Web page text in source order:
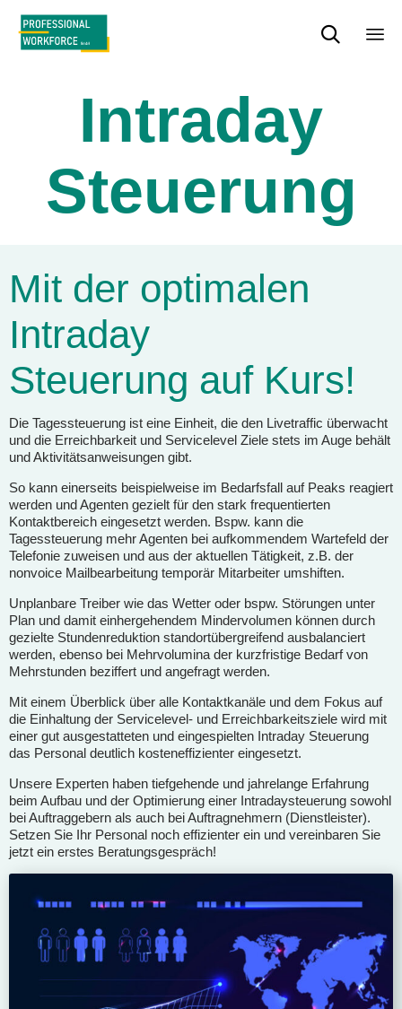

Intraday
Steuerung
Mit der optimalen
Intraday
Steuerung auf Kurs!
Die Tagessteuerung ist eine Einheit, die den Livetraffic überwacht
und die Erreichbarkeit und Servicelevel Ziele stets im Auge behält
und Aktivitätsanweisungen gibt.
So kann einerseits beispielweise im Bedarfsfall auf Peaks reagiert
werden und Agenten gezielt für den stark frequentierten
Kontaktbereich eingesetzt werden. Bspw. kann die
Tagessteuerung mehr Agenten bei aufkommendem Wartefeld der
Telefonie zuweisen und aus der aktuellen Tätigkeit, z.B. der
nonvoice Mailbearbeitung temporär Mitarbeiter umshiften.
Unplanbare Treiber wie das Wetter oder bspw. Störungen unter
Plan und damit einhergehendem Mindervolumen können durch
gezielte Stundenreduktion standortübergreifend ausbalanciert
werden, ebenso bei Mehrvolumina der kurzfristige Bedarf von
Mehrstunden beziffert und angefragt werden.
Mit einem Überblick über alle Kontaktkanäle und dem Fokus auf
die Einhaltung der Servicelevel- und Erreichbarkeitsziele wird mit
einer gut ausgestatteten und eingespielten Intraday Steuerung
das Personal deutlich kosteneffizienter eingesetzt.
Unsere Experten haben tiefgehende und jahrelange Erfahrung
beim Aufbau und der Optimierung einer Intradaysteuerung sowohl
bei Auftraggebern als auch bei Auftragnehmern (Dienstleister).
Setzen Sie Ihr Personal noch effizienter ein und vereinbaren Sie
jetzt ein erstes Beratungsgespräch!